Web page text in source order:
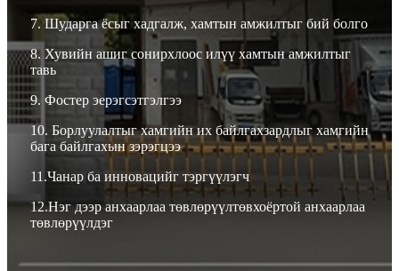
7. Шударга ёсыг хадгалж, хамтын амжилтыг бий болго
8. Хувийн ашиг сонирхлоос илүү хамтын амжилтыг
тавь
9. Фостер эерэгсэтгэлгээ
10. Борлуулалтыг хамгийн их байлгахзардлыг хамгийн
бага байлгахын зэрэгцээ
11.Чанар ба инновацийг тэргүүлэгч
12.Нэг дээр анхаарлаа төвлөрүүлтөвхоёртой анхаарлаа
төвлөрүүлдэг